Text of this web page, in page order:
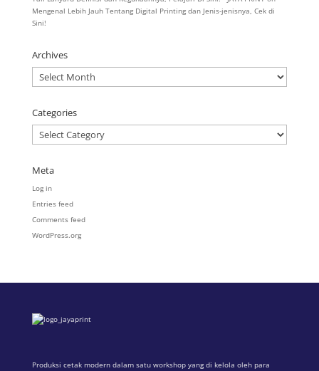
Mengenal Lebih Jauh Tentang Digital Printing dan Jenis-jenisnya, Cek di
Sini!
Archives
Archives
Categories
Categories
Meta
Log in
Entries feed
Comments feed
WordPress.org
Produksi cetak modern dalam satu workshop yang di kelola oleh para